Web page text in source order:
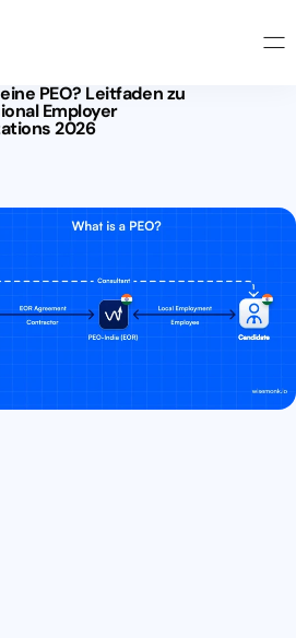
PEO? Leitfaden zu
Employer
2026